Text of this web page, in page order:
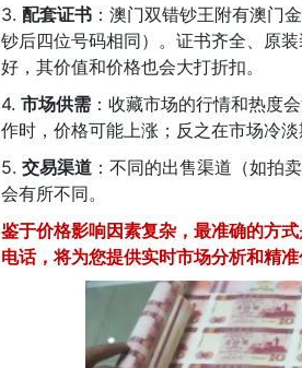
3. 配套证书 ：澳门双错钞王附有澳门
钞后四位号码相同）。证书齐全、原
好，其价值和价格也会大打折扣。
4. 市场供需 ：收藏市场的行情和热度
作时，价格可能上涨；反之在市场冷淡
5. 交易渠道 ：不同的出售渠道（如拍
会有所不同。
鉴于价格影响因素复杂，最准确的方
电话，将为您提供实时市场分析和精准